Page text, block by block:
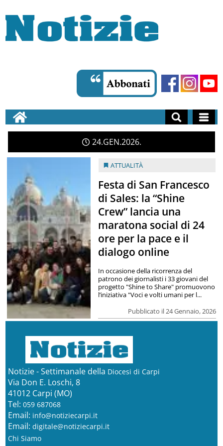
24 GEN 2026
ATTUALITÀ
Festa di San Francesco
di Sales: la “Shine
Crew” lancia una
maratona social di 24
ore per la pace e il
dialogo online
Pubblicato il 24 Gennaio, 2026
In occasione della ricorrenza del
patrono dei giornalisti i 33 giovani del
progetto "Shine to Share" promuovono
l’iniziativa "Voci e volti umani per l...
Notizie - Settimanale della Diocesi di Carpi
Via Don E. Loschi, 8
41012 Carpi (MO)
Tel: 059 687068
Email: info@notiziecarpi.it
Email: digitale@notiziecarpi.it
Chi Siamo